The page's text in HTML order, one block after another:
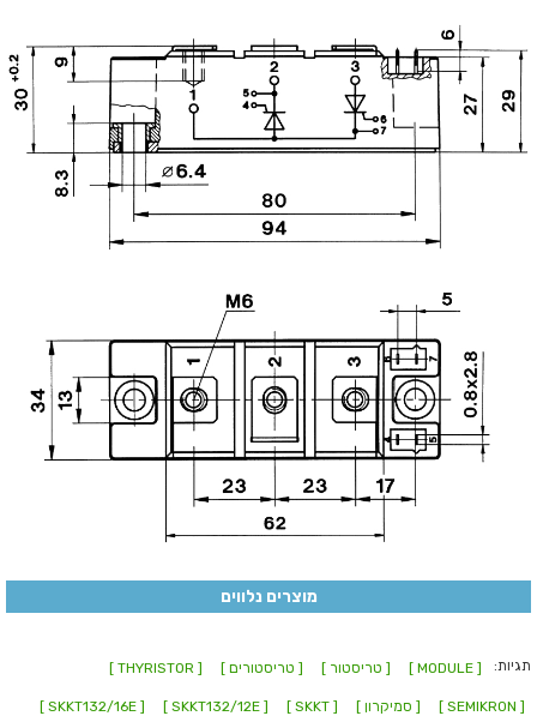
מוצרים נלווים
תגיות: [ MODULE ] [ טריסטור ] [ טריסטורים ] [ THYRISTOR ]
[ SEMIKRON ] [ סמיקרון ] [ SKKT ]
[ SKKT132/12E ]
[ SKKT132/16E ]